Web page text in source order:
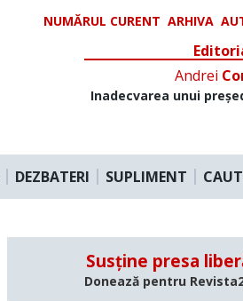
NUMĂRUL CURENT ARHIVA
Andrei
Inadecvarea unui
DEZBATERI SUPLIMENT
Susține presa
Donează pentru